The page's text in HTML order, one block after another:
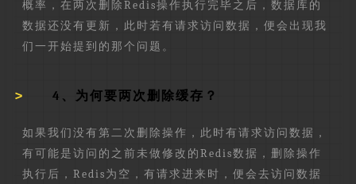
概率，在两次删除Redis操作执行完毕之后，数据库的
数据还没有更新，此时若有请求访问数据，便会出现我
们一开始提到的那个问题。
4、为何要两次删除缓存？
如果我们没有第二次删除操作，此时有请求访问数据，
有可能是访问的之前未做修改的Redis数据，删除操作
执行后，Redis为空，有请求进来时，便会去访问数据